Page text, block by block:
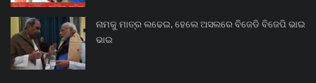
ନାମକୁ ମାତ୍ର ଲଢେଇ, ହେଲେ ଅସଲରେ ବିଜେଡି ବିଜେପି ଭାଇ
ଭାଇ